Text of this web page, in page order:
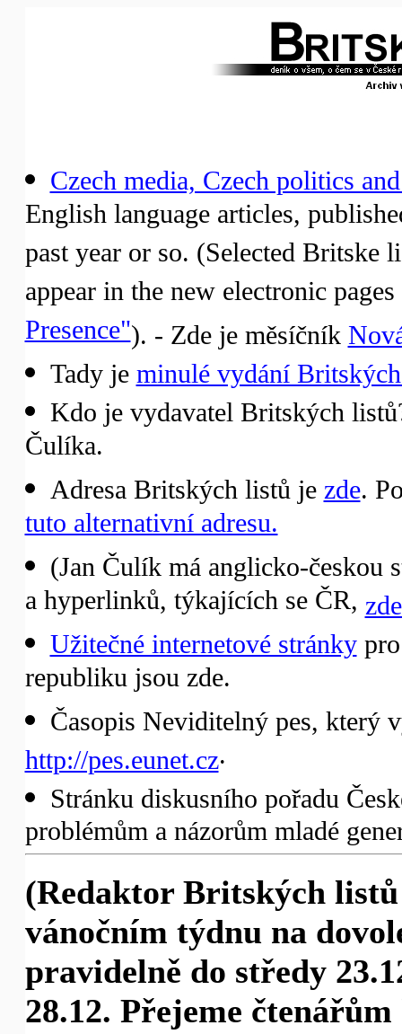
Czech media, Czech politics
English language articles,
past year or so. (Selected Britske
appear in the new electronic
Presence"). - Zde je měsíčník
Tady je minulé vydání
Kdo je vydavatel Britských
Čulíka.
Adresa Britských listů je zde.
tuto alternativní adresu.
(Jan Čulík má anglicko-českou
a hyperlinků, týkajících se ČR,
Užitečné internetové stránkypro
republiku jsou zde.
Časopis Neviditelný pes, který
http://pes.eunet.cz.
Stránku diskusního pořadu
problémům a názorům mladé
(Redaktor Britských
vánočním týdnu na
pravidelně do středy
28.12. Přejeme čtenářům